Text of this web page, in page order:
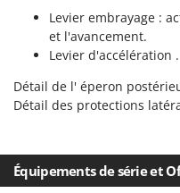
Snapper
Solidur
Spiralmac
Spyro
Stanley
Levier embrayage :
et l'avancement.
Levier d'accélération .
Détail de l' éperon
Détail des protections
Équipements de série et